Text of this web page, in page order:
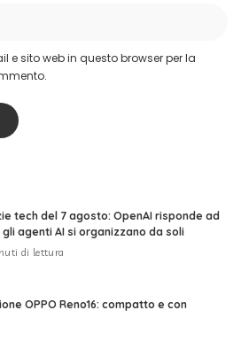
e sito web in questo browser per la
tech del 7 agosto: OpenAI risponde ad
gli agenti AI si organizzano da soli
di lettura
OPPO Reno16: compatto e con